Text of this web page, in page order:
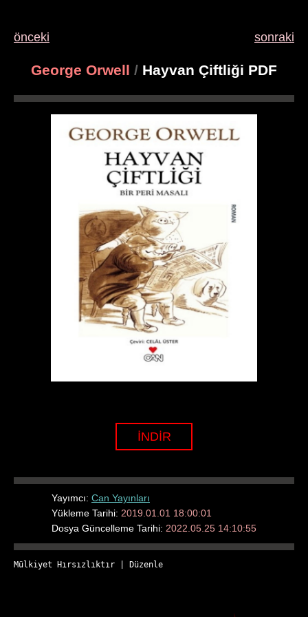
önceki sonraki
George Orwell / Hayvan Çiftliği PDF
İNDİR
Yayımcı: Can Yayınları
Yükleme Tarihi: 2019.01.01 18:00:01
Dosya Güncelleme Tarihi: 2022.05.25 14:10:55
Mülkiyet Hırsızlıktır Düzenle